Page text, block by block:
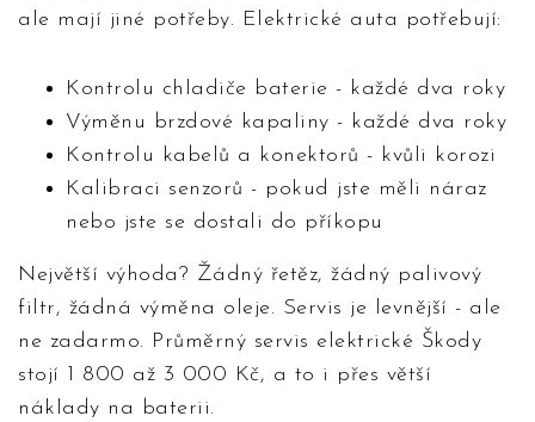
ale mají jiné potřeby. Elektrické auta potřebují:
Kontrolu chladiče baterie - každé dva roky
Výměnu brzdové kapaliny - každé dva roky
Kontrolu kabelů a konektorů - kvůli korozi
Kalibraci senzorů - pokud jste měli náraz
nebo jste se dostali do příkopu
Největší výhoda? Žádný řetěz, žádný palivový
filtr, žádná výměna oleje. Servis je levnější - ale
ne zadarmo. Průměrný servis elektrické Škody
stojí 1 800 až 3 000 Kč, a to i přes větší
náklady na baterii.